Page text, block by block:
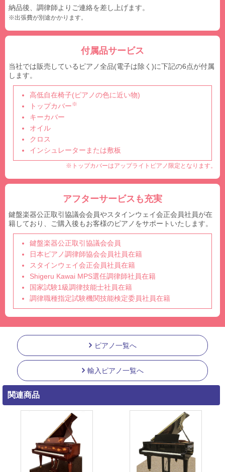
納品後、調律師よりご連絡を差し上げます。
※出張費が別途かかります。
付属品サービス
当社では販売しているピアノ全品(電子は除く)に下記の6点が付属
します。
高低自在椅子(ピアノの色に近い物)
トップカバー※
キーカバー
オイル
クロス
インシュレーターまたは敷板
※トップカバーはアップライトピアノ限定となります。
アフターサービスも充実
鍵盤楽器公正取引協議会会員やスタインウェイ会正会員社員が在
籍しており、ご購入後もお客様のピアノをサポートいたします。
鍵盤楽器公正取引協議会会員
日本ピアノ調律師協会会員社員在籍
スタインウェイ会正会員社員在籍
Shigeru Kawai MPS選任調律師社員在籍
国家試験1級調律技能士社員在籍
調律職種指定試験機関技能検定委員社員在籍
ピアノ一覧へ
輸入ピアノ一覧へ
関連商品